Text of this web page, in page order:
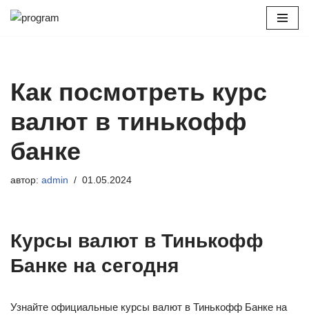
Как посмотреть курс
валют в тинькофф
банке
автор: admin 01.05.2024
Курсы валют в Тинькофф
Банке на сегодня
Узнайте официальные курсы валют в Тинькофф Банке на